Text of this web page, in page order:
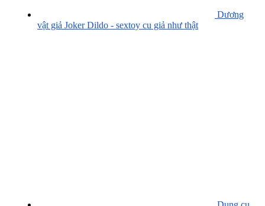
Dương
vật giả Joker Dildo - sextoy cu giả như thật